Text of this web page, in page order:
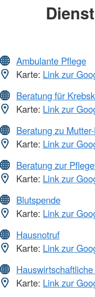
Ambulante Pflege
Karte: Link zur
Beratung für
Karte: Link zur
Beratung zu
Karte: Link zur
Beratung zur
Karte: Link zur
Blutspende
Karte: Link zur
Hausnotruf
Karte: Link zur
Karte: Link zur